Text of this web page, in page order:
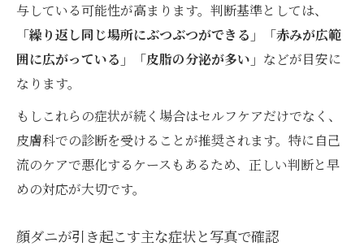
顔ダニ対策で生活習慣を見直す意義
顔ダニの自然治癒力を高める日常ケア方法
顔ダニが自然に減る場合と治療が必要な時
る
症状写真と解説から探る顔ダニの正体
顔ダニ症状写真で見極めるポイントを紹介
写真で比べる顔ダニと一般的なニキビの違
与している可能性が高まります。判断基準としては、
「繰り返し同じ場所にぶつぶつができる」「赤みが広範
囲に広がっている」「皮脂の分泌が多い」 などが目安に
なります。
もしこれらの症状が続く場合はセルフケアだけでなく、
皮膚科での診断を受けることが推奨されます。特に自己
流のケアで悪化するケースもあるため、正しい判断と早
めの対応が大切です。
顔ダニが引き起こす主な症状と写真で確認